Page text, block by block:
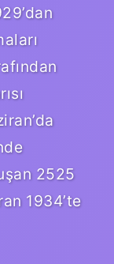
2525
1934’te